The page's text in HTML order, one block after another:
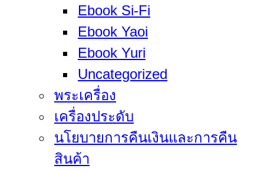
Ebook Si-Fi
Ebook Yaoi
Ebook Yuri
Uncategorized
พระเครื่อง
เครื่องประดับ
นโยบายการคืนเงินและการคืน
สินค้า